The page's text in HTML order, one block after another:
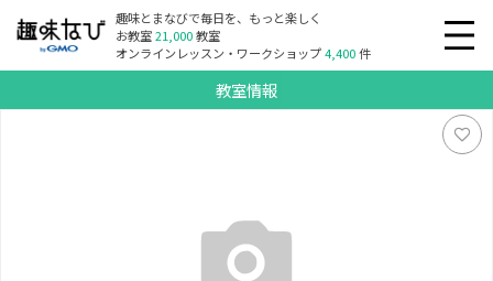
趣味とまなびで毎日を、もっと楽しく
お教室21,000教室
オンラインレッスン・ワークショップ4,400件
教室情報